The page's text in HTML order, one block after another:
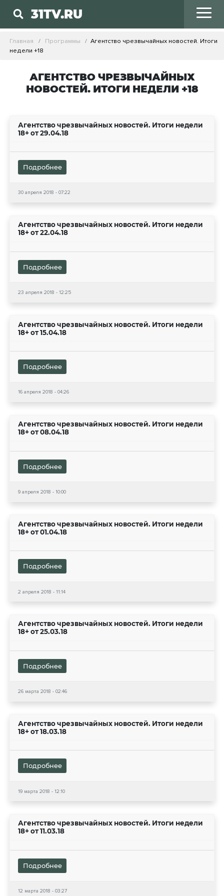
31TV.RU
Главная Программы
Агентство чрезвычайных новостей. Итоги
недели +18
АГЕНТСТВО ЧРЕЗВЫЧАЙНЫХ
НОВОСТЕЙ. ИТОГИ НЕДЕЛИ +18
Агентство чрезвычайных новостей. Итоги недели
18+ от 29.04.18
Подробнее
30 апреля 2018 - 07:22
Агентство чрезвычайных новостей. Итоги недели
18+ от 22.04.18
Подробнее
23 апреля 2018 - 12:25
Агентство чрезвычайных новостей. Итоги недели
18+ от 15.04.18
Подробнее
16 апреля 2018 - 04:26
Агентство чрезвычайных новостей. Итоги недели
18+ от 08.04.18
Подробнее
9 апреля 2018 - 10:00
Агентство чрезвычайных новостей. Итоги недели
18+ от 01.04.18
Подробнее
2 апреля 2018 - 11:14
Агентство чрезвычайных новостей. Итоги недели
18+ от 25.03.18
Подробнее
26 марта 2018 - 02:46
Агентство чрезвычайных новостей. Итоги недели
18+ от 18.03.18
Подробнее
19 марта 2018 - 12:10
Агентство чрезвычайных новостей. Итоги недели
18+ от 11.03.18
Подробнее
12 марта 2018 - 03:27